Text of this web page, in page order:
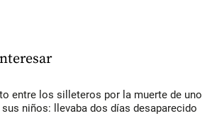
entre los silleteros por la muerte de uno
sus niños: llevaba dos días desaparecido